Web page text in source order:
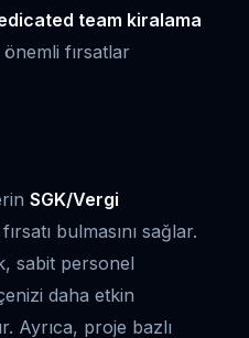
team kiralama
fırsatlar
SGK/Vergi
fırsatı bulmasını sağlar.
sabit personel
daha etkin
Ayrıca, proje bazlı